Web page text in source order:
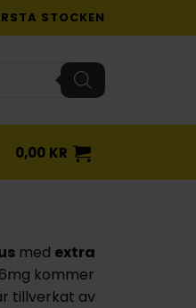
STOCKEN
0,00 KR
med extra
kommer
tillverkat av